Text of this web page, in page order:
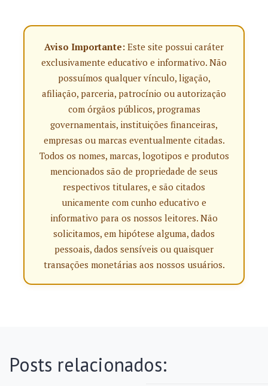
Aviso Importante: Este site possui caráter
exclusivamente educativo e informativo. Não
possuímos qualquer vínculo, ligação,
afiliação, parceria, patrocínio ou autorização
com órgãos públicos, programas
governamentais, instituições financeiras,
empresas ou marcas eventualmente citadas.
Todos os nomes, marcas, logotipos e produtos
mencionados são de propriedade de seus
respectivos titulares, e são citados
unicamente com cunho educativo e
informativo para os nossos leitores. Não
solicitamos, em hipótese alguma, dados
pessoais, dados sensíveis ou quaisquer
transações monetárias aos nossos usuários.
Posts relacionados: